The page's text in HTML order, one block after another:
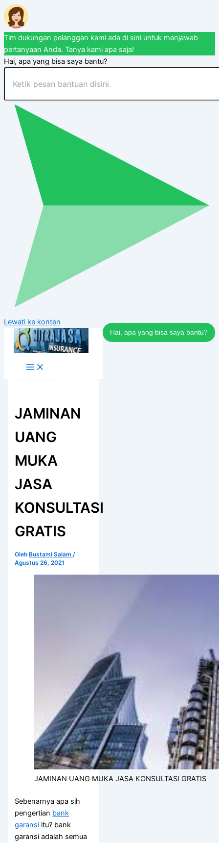
Tim dukungan pelanggan kami ada di sini untuk menjawab
pertanyaan Anda. Tanya kami apa saja!
Hai, apa yang bisa saya bantu?
Hai, apa yang bisa saya bantu?
Lewati ke konten
JAMINAN
UANG
MUKA
JASA
KONSULTASI
GRATIS
Oleh Bustami Salam/
Agustus 26, 2021
JAMINAN UANG MUKA JASA KONSULTASI GRATIS
Sebenarnya apa sih
pengertian bank
garansi itu? bank
garansi adalah semua